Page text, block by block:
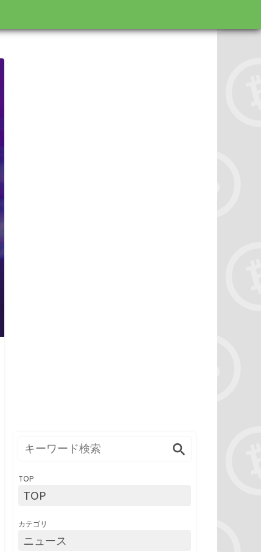
TOP
TOP
カテゴリ
ニュース